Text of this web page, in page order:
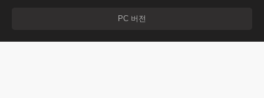
PC 버전